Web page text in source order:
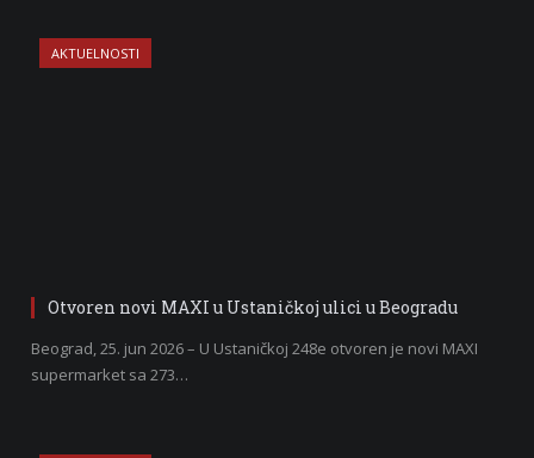
AKTUELNOSTI
Otvoren novi MAXI u Ustaničkoj ulici u Beogradu
Beograd, 25. jun 2026 – U Ustaničkoj 248e otvoren je novi MAXI
supermarket sa 273…